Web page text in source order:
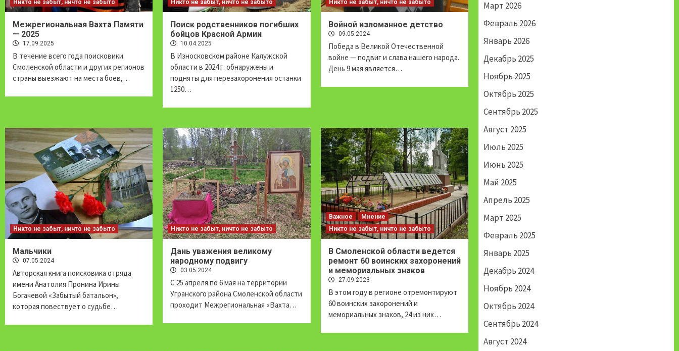
Никто не забыт, ничто не забыто
Межрегиональная Вахта Памяти
— 2025
17.09.2025
В течение всего года поисковики
Смоленской области и других регионов
страны выезжают на места боев,…
Никто не забыт, ничто не забыто
Поиск родственников погибших
бойцов Красной Армии
10.04.2025
В Износковском районе Калужской
области в 2024 г. обнаружены и
подняты для перезахоронения останки
1250…
Никто не забыт, ничто не забыто
Войной изломанное детство
09.05.2024
Победа в Великой Отечественной
войне — подвиг и слава нашего народа.
День 9 мая является…
Никто не забыт, ничто не забыто
Мальчики
07.05.2024
Авторская книга поисковика отряда
имени Анатолия Пронина Ирины
Богачевой «Забытый батальон»,
которая повествует о судьбе…
Никто не забыт, ничто не забыто
Дань уважения великому
народному подвигу
03.05.2024
С 25 апреля по 6 мая на территории
Угранского района Смоленской области
проходит Межрегиональная «Вахта…
Важное
Мнение
Никто не забыт, ничто не забыто
В Смоленской области ведется
ремонт 60 воинских захоронений
и мемориальных знаков
27.09.2023
В этом году в регионе отремонтируют
60 воинских захоронений и
мемориальных знаков, 24 из них…
Март 2026
Февраль 2026
Январь 2026
Декабрь 2025
Ноябрь 2025
Октябрь 2025
Сентябрь 2025
Август 2025
Июль 2025
Июнь 2025
Май 2025
Апрель 2025
Март 2025
Февраль 2025
Январь 2025
Декабрь 2024
Ноябрь 2024
Октябрь 2024
Сентябрь 2024
Август 2024